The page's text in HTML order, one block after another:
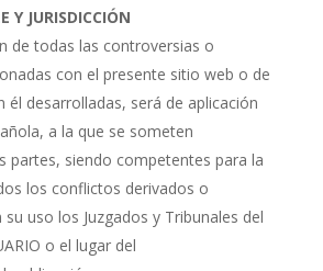
Y JURISDICCIÓN
de todas las controversias o
con el presente sitio web o de
él desarrolladas, será de aplicación
a la que se someten
partes, siendo competentes para la
los conflictos derivados o
uso los Juzgados y Tribunales del
o el lugar del